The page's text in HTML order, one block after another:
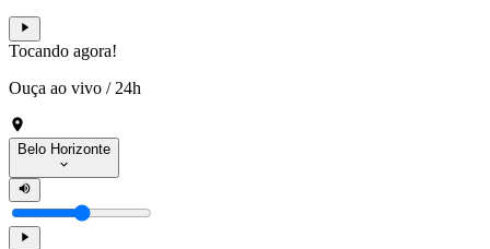
Tocando agora!
Ouça ao vivo / 24h
Belo Horizonte